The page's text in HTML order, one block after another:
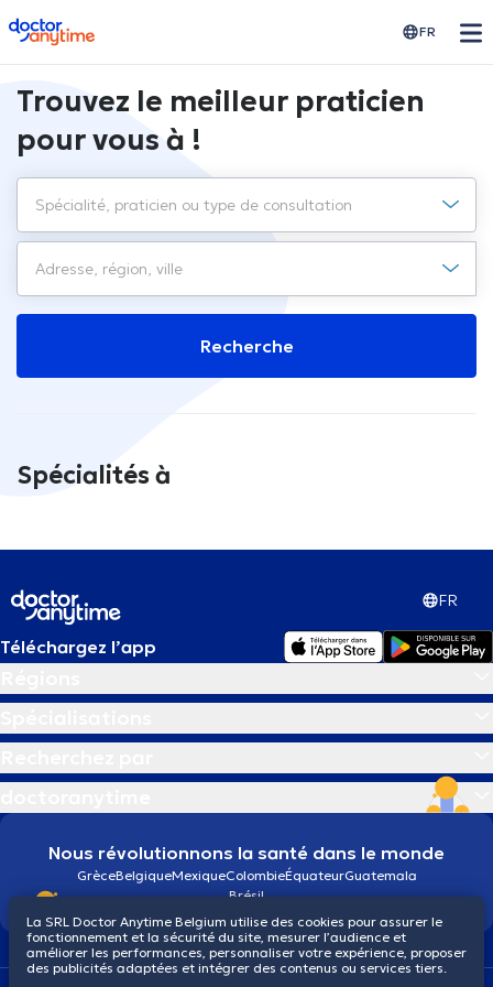
doctoranytime FR
Trouvez le meilleur praticien
pour vous à !
Recherche
Spécialités à
FR
Téléchargez l’app
Nous révolutionnons la santé dans le monde
GrèceBelgiqueMexiqueColombieÉquateurGuatemala
Brésil
La SRL Doctor Anytime Belgium utilise des cookies pour assurer le
fonctionnement et la sécurité du site, mesurer l’audience et
améliorer les performances, personnaliser votre expérience, proposer
des publicités adaptées et intégrer des contenus ou services tiers.